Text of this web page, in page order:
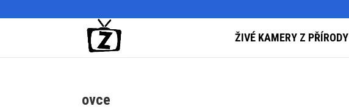
ŽIVÉ KAMERY Z PŘÍRODY
ovce